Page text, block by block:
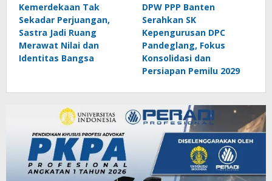
Kemerdekaan Tak
Sekadar Perjuangan,
Sastra Jadi Ruang
Merawat Nilai dan
Identitas Bangsa
DPW PPP Banten
Serahkan SK
Kepengurusan DPC
Pandeglang, Fokus
Konsolidasi dan
Persiapan Pemilu 2029